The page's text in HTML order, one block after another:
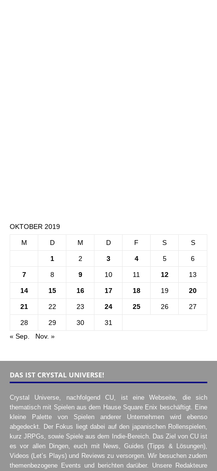
OKTOBER 2019
M D M D F S S
1 2 3 4 5 6
7 8 9 10 11 12 13
14 15 16 17 18 19 20
21 22 23 24 25 26 27
28 29 30
31
« Sep.
Nov. »
DAS IST CRYSTAL UNIVERSE!
Crystal Universe, nachfolgend CU, ist eine Webseite, die sich
thematisch mit Spielen aus dem Hause Square Enix beschäftigt. Eine
kleine Palette von Spielen anderer Unternehmen wird ebenso
abgedeckt. Der Fokus liegt dabei auf den japanischen Rollenspielen,
kurz JRPGs, sowie Spiele aus dem Indie-Bereich. Das Ziel von CU ist
es vor allen Dingen, euch mit News, Guides (Tipps & Lösungen),
Videos (Let’s Plays) und Reviews zu versorgen. Wir besuchen zudem
themenbezogene Events und berichten darüber. Unsere Redakteure